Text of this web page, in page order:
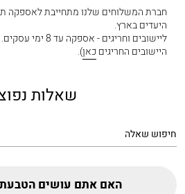
היעדים בארץ.
ליישובים וחריגים -
היישובים החריגיםכאן).
שאלות
האם אתם עושים